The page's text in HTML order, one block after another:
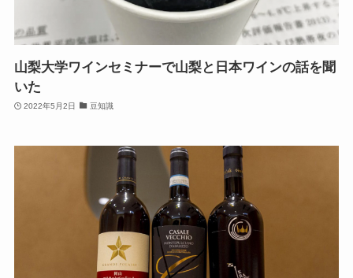
山梨大学ワインセミナーで山梨と日本ワインの話を聞
いた
2022年5月2日 豆知識